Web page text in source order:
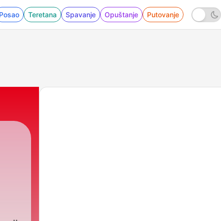
Teretana Spavanje Opuštanje Putovanje